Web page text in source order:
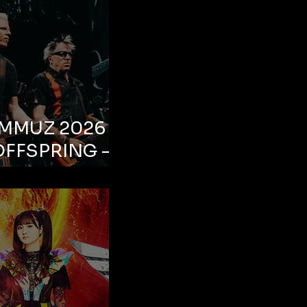
2026 –
–
Life Park